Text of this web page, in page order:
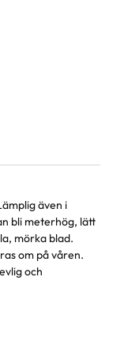
även i
bli meterhög, lätt
mörka blad.
om på våren.
och